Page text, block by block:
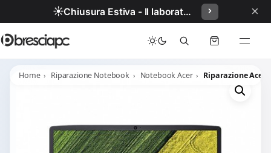
☀️ Chiusura Estiva - Il laboratorio resterà chiuso per ferie dal 29/06/2026 al 05/07/2026 compresi. ×
Home Riparazione Notebook Notebook Acer Riparazione Acer